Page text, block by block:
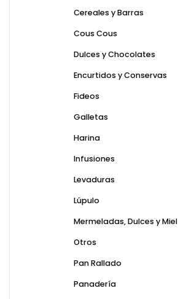
Cereales y Barras
Cous Cous
Dulces y Chocolates
Encurtidos y Conservas
Fideos
Galletas
Harina
Infusiones
Levaduras
Lúpulo
Mermeladas, Dulces y Miel
Otros
Pan Rallado
Panadería